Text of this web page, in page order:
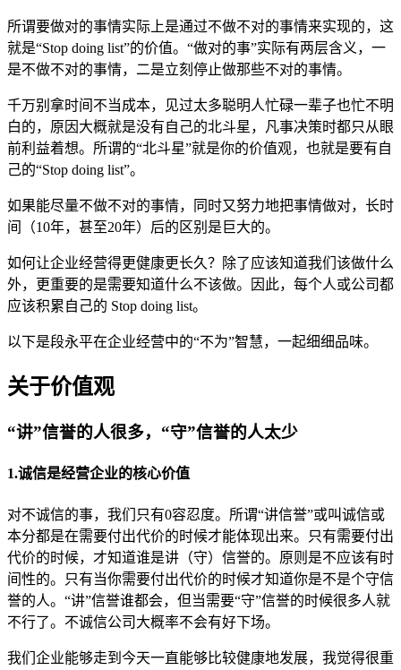
所谓要做对的事情实际上是通过不做不对的事情来实现的，这
就是“Stop doing list”的价值。“做对的事”实际有两层含义，一
是不做不对的事情，二是立刻停止做那些不对的事情。
千万别拿时间不当成本，见过太多聪明人忙碌一辈子也忙不明
白的，原因大概就是没有自己的北斗星，凡事决策时都只从眼
前利益着想。所谓的“北斗星”就是你的价值观，也就是要有自
己的“Stop doing list”。
如果能尽量不做不对的事情，同时又努力地把事情做对，长时
间（10年，甚至20年）后的区别是巨大的。
如何让企业经营得更健康更长久？除了应该知道我们该做什么
外，更重要的是需要知道什么不该做。因此，每个人或公司都
应该积累自己的 Stop doing list。
以下是段永平在企业经营中的“不为”智慧，一起细细品味。
关于价值观
“讲”信誉的人很多，“守”信誉的人太少
1.诚信是经营企业的核心价值
对不诚信的事，我们只有0容忍度。所谓“讲信誉”或叫诚信或
本分都是在需要付出代价的时候才能体现出来。只有需要付出
代价的时候，才知道谁是讲（守）信誉的。原则是不应该有时
间性的。只有当你需要付出代价的时候才知道你是不是个守信
誉的人。“讲”信誉谁都会，但当需要“守”信誉的时候很多人就
不行了。不诚信公司大概率不会有好下场。
我们企业能够走到今天一直能够比较健康地发展，我觉得很重